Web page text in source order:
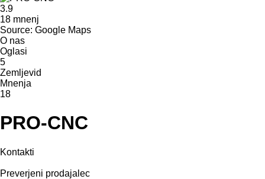
3.9
18 mnenj
Source: Google Maps
O nas
Oglasi
5
Zemljevid
Mnenja
18
PRO-CNC
Kontakti
Preverjeni prodajalec